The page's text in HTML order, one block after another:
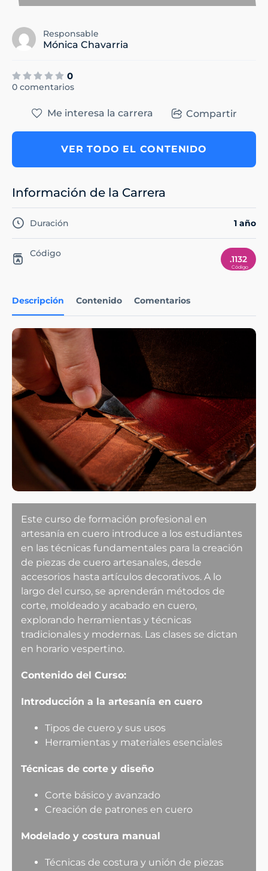
Responsable
Mónica Chavarria
0
0 comentarios
Descripción Contenido Comentarios
Este curso de formación profesional en
artesanía en cuero introduce a los estudiantes
en las técnicas fundamentales para la creación
de piezas de cuero artesanales, desde
accesorios hasta artículos decorativos. A lo
largo del curso, se aprenderán métodos de
corte, moldeado y acabado en cuero,
explorando herramientas y técnicas
tradicionales y modernas. Las clases se dictan
en horario vespertino.
Contenido del Curso:
Introducción a la artesanía en cuero
Tipos de cuero y sus usos
Herramientas y materiales esenciales
Técnicas de corte y diseño
Corte básico y avanzado
Creación de patrones en cuero
Modelado y costura manual
Técnicas de costura y unión de piezas
Me interesa la carrera Compartir
VER TODO EL CONTENIDO
Información de la Carrera
Duración 1 año
Código
.1132